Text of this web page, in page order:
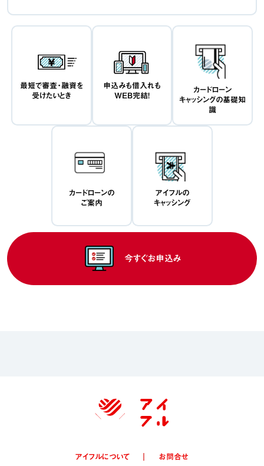
最短で審査・融資を
受けたいとき
申込みも借入れも
WEB完結！
カードローン
キャッシングの基礎知
識
カードローンの
ご案内
アイフルの
キャッシング
今すぐお申込み
アイフルについて お問合せ